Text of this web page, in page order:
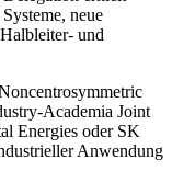
neue
und
Academia Joint
Energies oder SK
Anwendung